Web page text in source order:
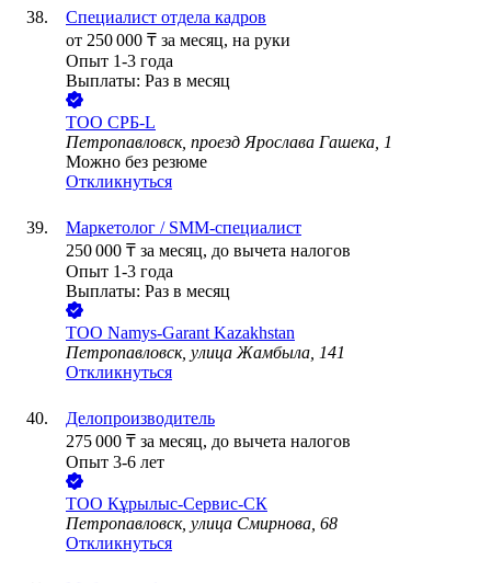
Специалист отдела кадров
от 250 000 ₸ за месяц, на руки
Опыт 1-3 года
Выплаты: Раз в месяц
ТОО СРБ-L
Петропавловск, проезд Ярослава Гашека, 1
Можно без резюме
Откликнуться
Маркетолог / SMM-специалист
250 000 ₸ за месяц, до вычета налогов
Опыт 1-3 года
Выплаты: Раз в месяц
ТОО Namys-Garant Kazakhstan
Петропавловск, улица Жамбыла, 141
Откликнуться
Делопроизводитель
275 000 ₸ за месяц, до вычета налогов
Опыт 3-6 лет
ТОО Кұрылыс-Сервис-СК
Петропавловск, улица Смирнова, 68
Откликнуться